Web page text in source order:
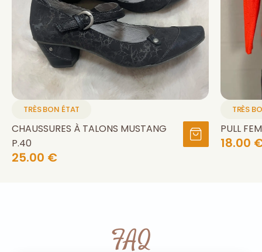
TRÈS BON ÉTAT
CHAUSSURES À TALONS MUSTANG
P.40
25.00 €
TRÈS
PULL
18.00
FAQ